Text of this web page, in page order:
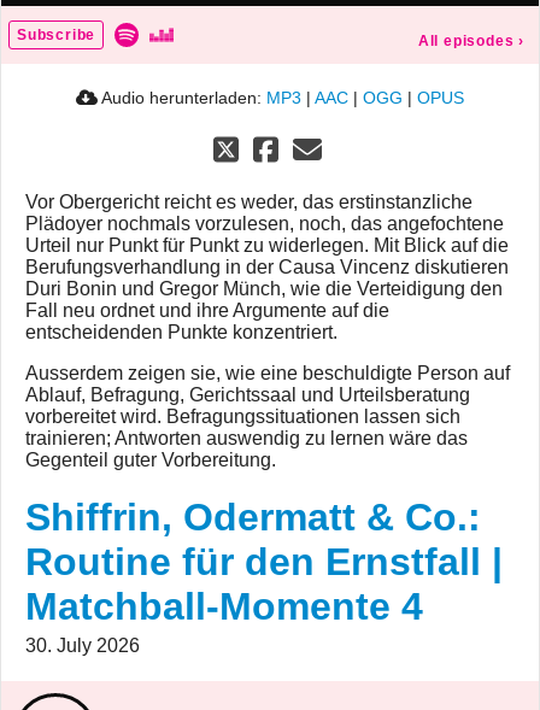
Subscribe All episodes ›
Audio herunterladen: MP3 | AAC | OGG | OPUS
Vor Obergericht reicht es weder, das erstinstanzliche
Plädoyer nochmals vorzulesen, noch, das angefochtene
Urteil nur Punkt für Punkt zu widerlegen. Mit Blick auf die
Berufungsverhandlung in der Causa Vincenz diskutieren
Duri Bonin und Gregor Münch, wie die Verteidigung den
Fall neu ordnet und ihre Argumente auf die
entscheidenden Punkte konzentriert.
Ausserdem zeigen sie, wie eine beschuldigte Person auf
Ablauf, Befragung, Gerichtssaal und Urteilsberatung
vorbereitet wird. Befragungssituationen lassen sich
trainieren; Antworten auswendig zu lernen wäre das
Gegenteil guter Vorbereitung.
Shiffrin, Odermatt & Co.:
Routine für den Ernstfall |
Matchball-Momente 4
30. July 2026